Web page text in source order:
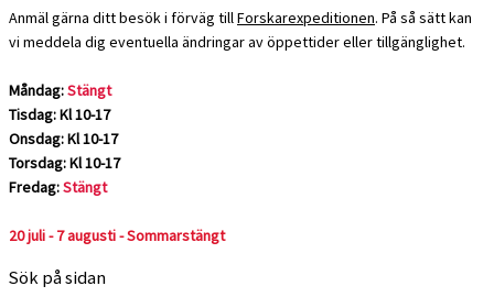
Anmäl gärna ditt besök i förväg tillForskarexpeditionen. På så sätt kan
vi meddela dig eventuella ändringar av öppettider eller tillgänglighet.
Måndag:Stängt
Tisdag: Kl 10-17
Onsdag: Kl 10-17
Torsdag: Kl 10-17
Fredag:Stängt
20 juli - 7 augusti - Sommarstängt
Sök på sidan